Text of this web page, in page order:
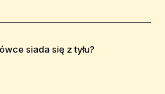
siada się z tyłu?